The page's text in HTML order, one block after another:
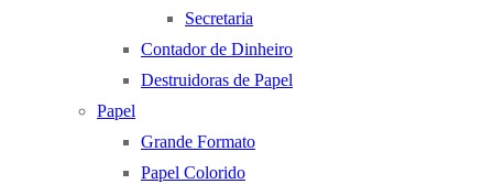
Secretaria
Contador de Dinheiro
Destruidoras de Papel
Papel
Grande Formato
Papel Colorido